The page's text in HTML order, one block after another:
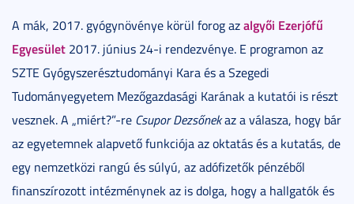
A mák, 2017. gyógynövénye körül forog azalgyői Ezerjófű
Egyesület 2017. június 24-i rendezvénye. E programon az
SZTE Gyógyszerésztudományi Kara és a Szegedi
Tudományegyetem Mezőgazdasági Karának a kutatói is részt
vesznek. A „miért?”-re Csupor Dezsőnekaz a válasza, hogy bár
az egyetemnek alapvető funkciója az oktatás és a kutatás, de
egy nemzetközi rangú és súlyú, az adófizetők pénzéből
finanszírozott intézménynek az is dolga, hogy a hallgatók és